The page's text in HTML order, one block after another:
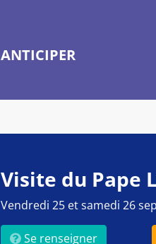
ANTICIPER
Visite du Pape
Vendredi 25 et samedi 26
Se renseigner